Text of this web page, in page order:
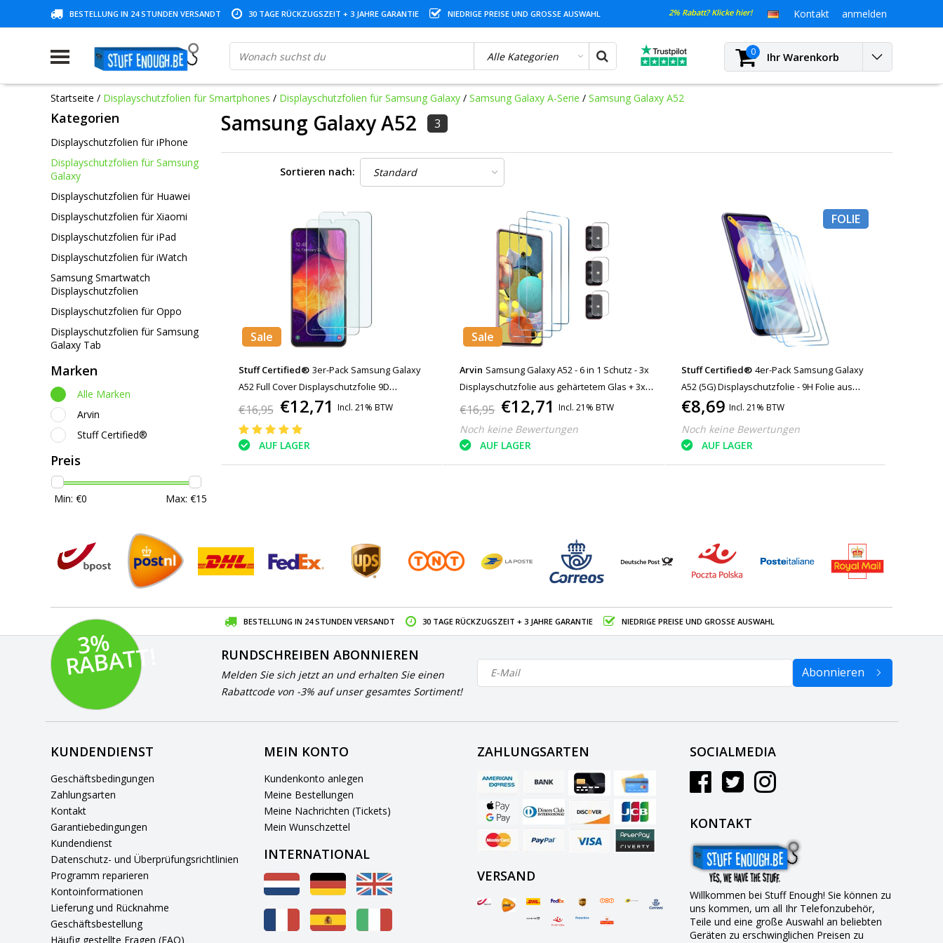
BESTELLUNG IN 24 STUNDEN VERSANDT 30 TAGE RÜCKZUGSZEIT + 3 JAHRE GARANTIE NIEDRIGE PREISE UND GROSSE AUSWAHL 2% Rabatt? Klicke hier! Kontakt anmelden
0 Ihr Warenkorb
Startseite / Displayschutzfolien für Smartphones / Displayschutzfolien für Samsung Galaxy / Samsung Galaxy A-Serie / Samsung Galaxy A52
Kategorien
Displayschutzfolien für iPhone
Displayschutzfolien für Samsung
Galaxy
Displayschutzfolien für Huawei
Displayschutzfolien für Xiaomi
Displayschutzfolien für iPad
Displayschutzfolien für iWatch
Samsung Smartwatch
Displayschutzfolien
Displayschutzfolien für Oppo
Displayschutzfolien für Samsung
Galaxy Tab
Marken
Alle Marken
Arvin
Stuff Certified®
Preis
Min: €0 Max: €15
Samsung Galaxy A52 3
Sortieren nach:
Sale
Stuff Certified® 3er-Pack Samsung Galaxy
A52 Full Cover Displayschutzfolie 9D
Panzerglasfolie Gehärtetes Glas Glas
€16,95 €12,71 Incl. 21% BTW
AUF LAGER
Sale
Arvin Samsung Galaxy A52 - 6 in 1 Schutz - 3x
Displayschutzfolie aus gehärtetem Glas + 3x
Kameraschutz
€16,95 €12,71 Incl. 21% BTW
Noch keine Bewertungen
AUF LAGER
FOLIE
Stuff Certified® 4er-Pack Samsung Galaxy
A52 (5G) Displayschutzfolie - 9H Folie aus
gehärtetem Glas
€8,69 Incl. 21% BTW
Noch keine Bewertungen
AUF LAGER
BESTELLUNG IN 24 STUNDEN VERSANDT 30 TAGE RÜCKZUGSZEIT + 3 JAHRE GARANTIE NIEDRIGE PREISE UND GROSSE AUSWAHL
3
%
R
A
B
A
T
T! RUNDSCHREIBEN ABONNIEREN
Melden Sie sich jetzt an und erhalten Sie einen
Rabattcode von -3% auf unser gesamtes Sortiment!
Abonnieren
KUNDENDIENST
Geschäftsbedingungen
Zahlungsarten
Kontakt
Garantiebedingungen
Kundendienst
Datenschutz- und Überprüfungsrichtlinien
Programm reparieren
Kontoinformationen
Lieferung und Rücknahme
Geschäftsbestellung
Häufig gestellte Fragen (FAQ)
MEIN KONTO
Kundenkonto anlegen
Meine Bestellungen
Meine Nachrichten (Tickets)
Mein Wunschzettel
INTERNATIONAL
ZAHLUNGSARTEN
VERSAND
SOCIALMEDIA
KONTAKT
Willkommen bei Stuff Enough! Sie können zu
uns kommen, um all Ihr Telefonzubehör,
Teile und eine große Auswahl an beliebten
Geräten zu erschwinglichen Preisen zu